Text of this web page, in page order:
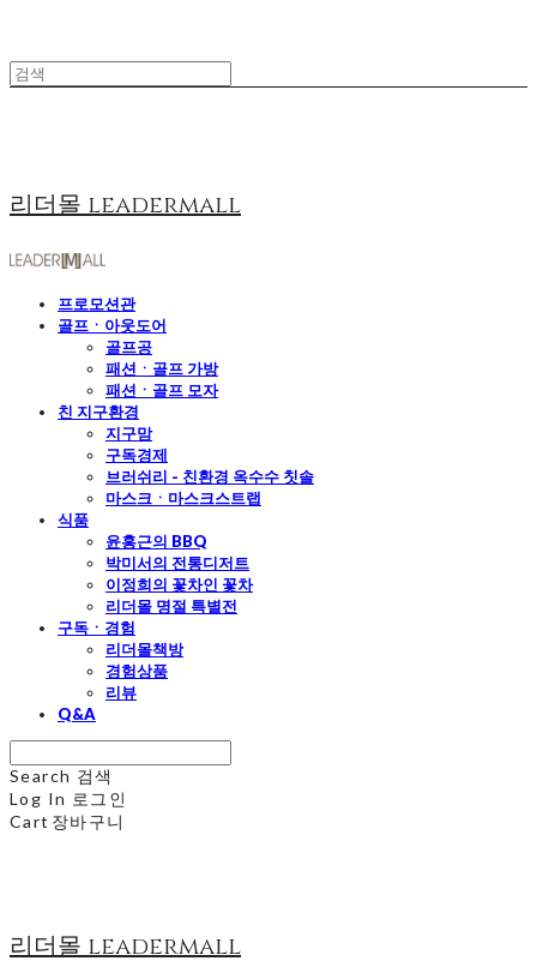
리더몰 leadermall
프로모션관
골프ㆍ아웃도어
골프공
패션ㆍ골프 가방
패션ㆍ골프 모자
친 지구환경
지구맘
구독경제
브러쉬리 - 친환경 옥수수 칫솔
마스크ㆍ마스크스트랩
식품
윤홍근의 BBQ
박미서의 전통디저트
이정희의 꽃차인 꽃차
리더몰 명절 특별전
구독ㆍ경험
리더몰책방
경험상품
리뷰
Q&A
Search 검색
Log In 로그인
Cart 장바구니
리더몰 leadermall